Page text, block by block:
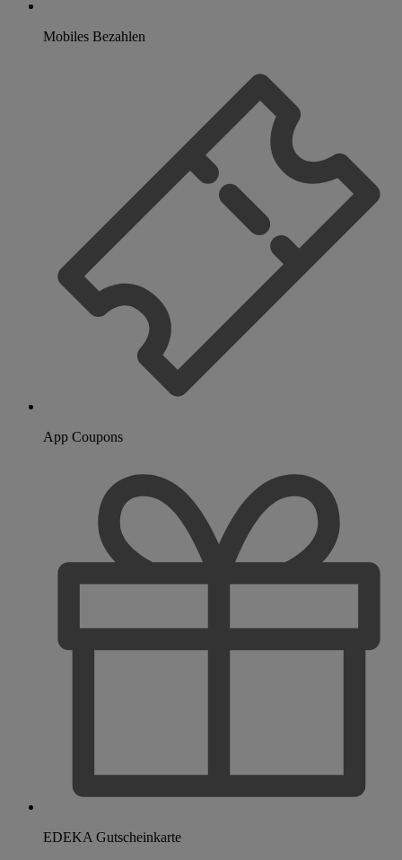
Mobiles Bezahlen
App Coupons
EDEKA Gutscheinkarte